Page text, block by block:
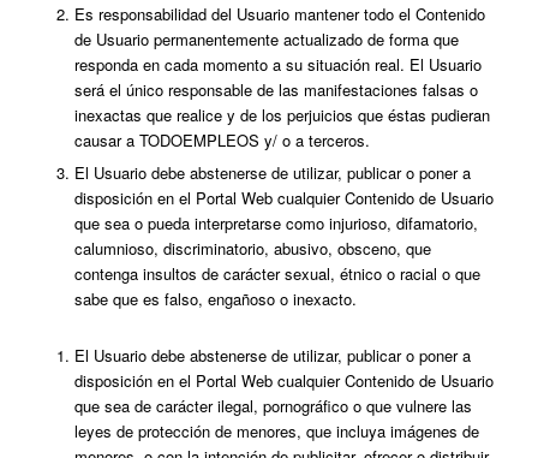
Es responsabilidad del Usuario mantener todo el Contenido
de Usuario permanentemente actualizado de forma que
responda en cada momento a su situación real. El Usuario
será el único responsable de las manifestaciones falsas o
inexactas que realice y de los perjuicios que éstas pudieran
causar a TODOEMPLEOS y/ o a terceros.
El Usuario debe abstenerse de utilizar, publicar o poner a
disposición en el Portal Web cualquier Contenido de Usuario
que sea o pueda interpretarse como injurioso, difamatorio,
calumnioso, discriminatorio, abusivo, obsceno, que
contenga insultos de carácter sexual, étnico o racial o que
sabe que es falso, engañoso o inexacto.
El Usuario debe abstenerse de utilizar, publicar o poner a
disposición en el Portal Web cualquier Contenido de Usuario
que sea de carácter ilegal, pornográfico o que vulnere las
leyes de protección de menores, que incluya imágenes de